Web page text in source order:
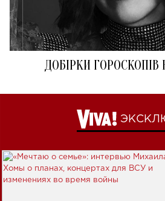
ДОБІРКИ ГОРОСКОПІВ